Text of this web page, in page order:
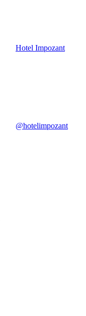
Hotel Impozant
@hotelimpozant